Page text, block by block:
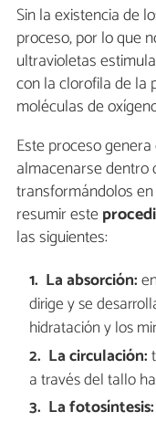
Sin la existencia de
proceso, por lo que
ultravioletas
con la clorofila de la
moléculas de
Este proceso
almacenarse dentro
transformándolos
resumir este
las siguientes:
La absorción:
dirige y se
hidratación y los
La circulación:
a través del tallo
La fotosíntesis: